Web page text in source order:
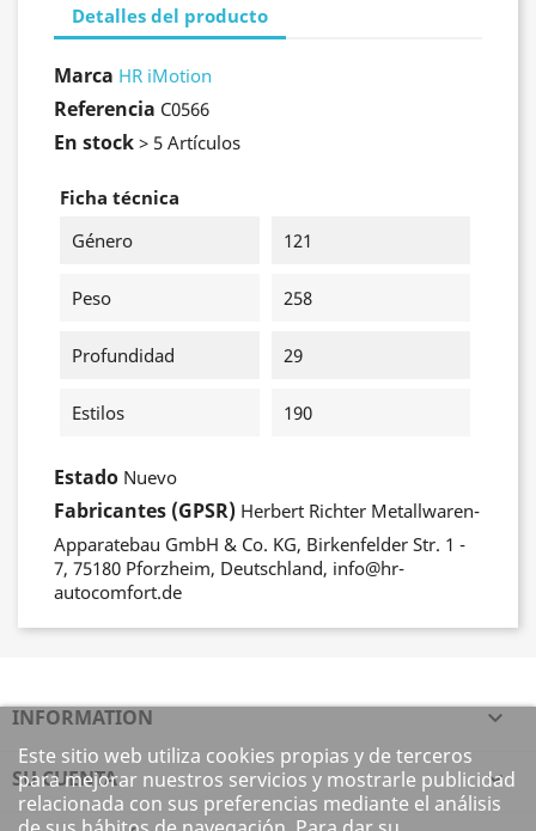
Detalles del producto
Marca HR iMotion
Referencia C0566
En stock > 5 Artículos
Ficha técnica
Género
121
Peso 258
Profundidad 29
Estilos 190
Estado Nuevo
Fabricantes (GPSR) Herbert Richter Metallwaren-
Apparatebau GmbH & Co. KG, Birkenfelder Str. 1 -
7, 75180 Pforzheim, Deutschland, info@hr-
autocomfort.de
INFORMATION 
SU CUENTA 
Este sitio web utiliza cookies propias y de terceros
para mejorar nuestros servicios y mostrarle publicidad
relacionada con sus preferencias mediante el análisis